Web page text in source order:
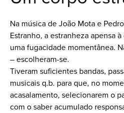
Na música de João Mota e
Estranho, a estranheza apensa
uma fugacidade momentânea.
– escolheram-se.
Tiveram suficientes bandas,
musicais q.b. para que, no
acasalamento, selecionarem o
com o saber acumulado